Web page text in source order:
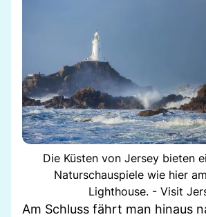
Die Küsten von Jersey bieten
Naturschauspiele wie hier
Lighthouse. - Visit
Am Schluss fährt man hinaus